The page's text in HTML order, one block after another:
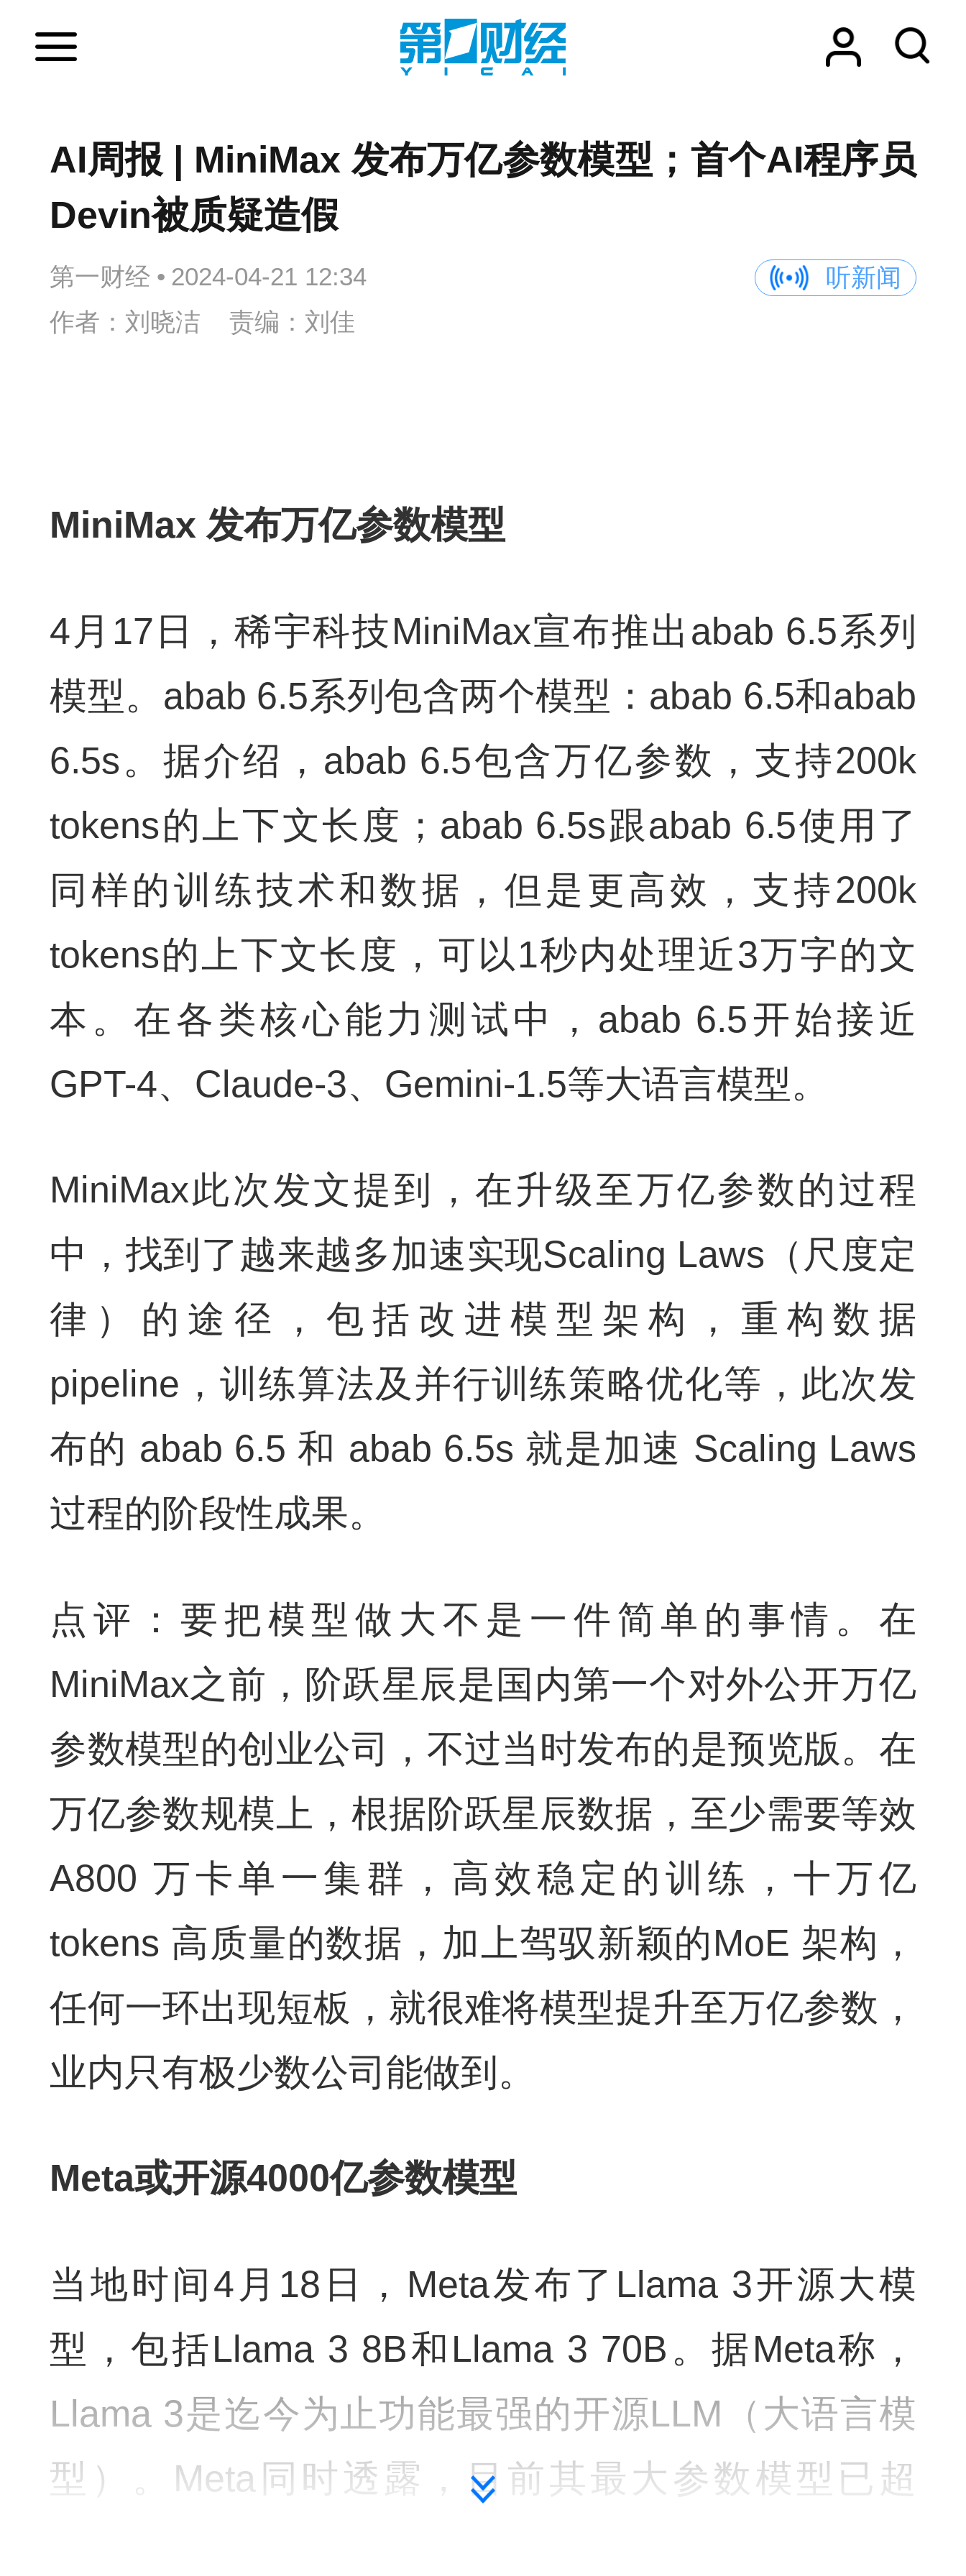
AI周报 | MiniMax 发布万亿参数模型；首个AI程序员
Devin被质疑造假
第一财经 • 2024-04-21 12:34
听新闻
作者：刘晓洁 责编：刘佳
MiniMax 发布万亿参数模型
4月17日，稀宇科技MiniMax宣布推出abab 6.5系列
模型。abab 6.5系列包含两个模型：abab 6.5和abab
6.5s。据介绍，abab 6.5包含万亿参数，支持200k
tokens的上下文长度；abab 6.5s跟abab 6.5使用了
同样的训练技术和数据，但是更高效，支持200k
tokens的上下文长度，可以1秒内处理近3万字的文
本。在各类核心能力测试中，abab 6.5开始接近
GPT-4、Claude-3、Gemini-1.5等大语言模型。
MiniMax此次发文提到，在升级至万亿参数的过程
中，找到了越来越多加速实现Scaling Laws（尺度定
律）的途径，包括改进模型架构，重构数据
pipeline，训练算法及并行训练策略优化等，此次发
布的 abab 6.5 和 abab 6.5s 就是加速 Scaling Laws
过程的阶段性成果。
点评：要把模型做大不是一件简单的事情。在
MiniMax之前，阶跃星辰是国内第一个对外公开万亿
参数模型的创业公司，不过当时发布的是预览版。在
万亿参数规模上，根据阶跃星辰数据，至少需要等效
A800 万卡单一集群，高效稳定的训练，十万亿
tokens 高质量的数据，加上驾驭新颖的MoE 架构，
任何一环出现短板，就很难将模型提升至万亿参数，
业内只有极少数公司能做到。
Meta或开源4000亿参数模型
当地时间4月18日，Meta发布了Llama 3开源大模
型，包括Llama 3 8B和Llama 3 70B。据Meta称，
Llama 3是迄今为止功能最强的开源LLM（大语言模
型）。Meta同时透露，目前其最大参数模型已超